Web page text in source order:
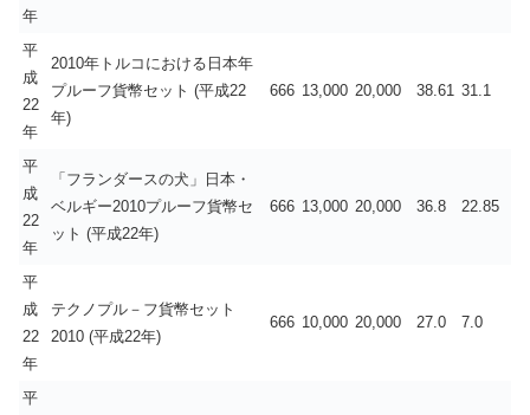
年
平
成
22
年
2010年トルコにおける日本年
プルーフ貨幣セット (平成22
年)
666 13,000 20,000 38.61 31.1
平
成
22
年
「フランダースの犬」日本・
ベルギー2010プルーフ貨幣セ
ット (平成22年)
666 13,000 20,000 36.8 22.85
平
成
22
年
テクノプル－フ貨幣セット
2010 (平成22年)
666 10,000 20,000 27.0 7.0
平